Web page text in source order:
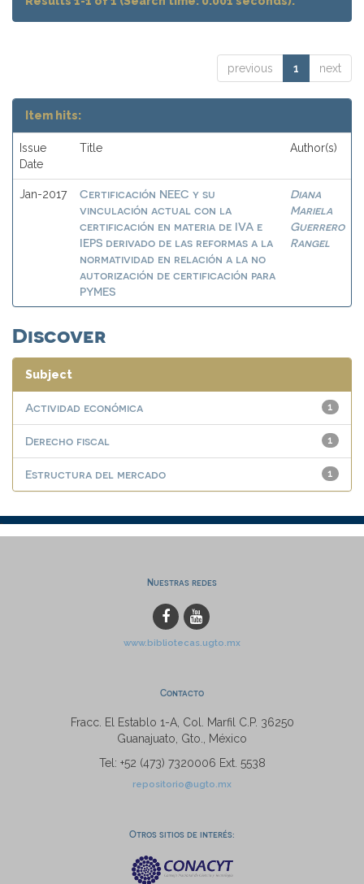
previous 1 next
Item hits:
Issue
Date
Title Author(s)
Jan-2017
Certificación NEEC y su
vinculación actual con la
certificación en materia de IVA e
IEPS derivado de las reformas a la
normatividad en relación a la no
autorización de certificación para
PYMES
Diana
Mariela
Guerrero
Rangel
Discover
Subject
1
Actividad económica
1
Derecho fiscal
1
Estructura del mercado
Nuestras redes
www.bibliotecas.ugto.mx
Contacto
Fracc. El Establo 1-A, Col. Marfil C.P. 36250
Guanajuato, Gto., México
Tel: +52 (473) 7320006 Ext. 5538
repositorio@ugto.mx
Otros sitios de interés: